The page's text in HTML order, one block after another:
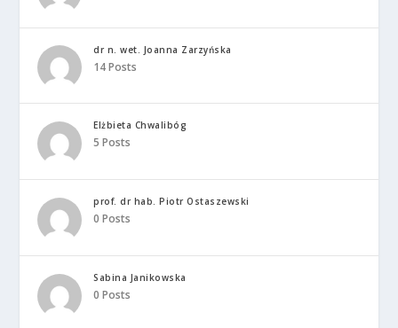
dr n. wet. Joanna Zarzyńska
14 Posts
Elżbieta Chwalibóg
5 Posts
prof. dr hab. Piotr Ostaszewski
0 Posts
Sabina Janikowska
0 Posts